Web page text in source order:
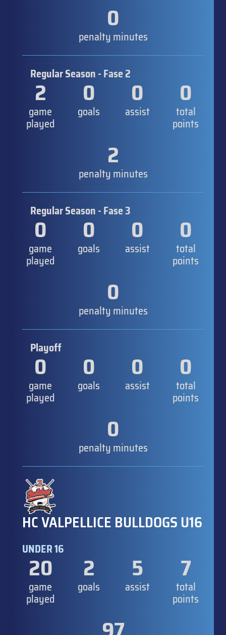
0
penalty minutes
Regular Season - Fase 2
2
game
played
0
goals
0
assist
0
total
points
2
penalty minutes
Regular Season - Fase 3
0
game
played
0
goals
0
assist
0
total
points
0
penalty minutes
Playoff
0
game
played
0
goals
0
assist
0
total
points
0
penalty minutes
HC VALPELLICE BULLDOGS U16
UNDER 16
20
game
played
2
goals
5
assist
7
total
points